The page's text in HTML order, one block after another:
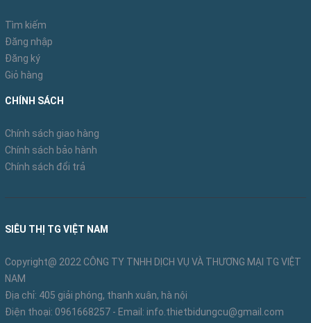
ngắn giúp người leo lên xuống an toàn và thoải mái.
Thang nhôm gấp 4 khúc NIKITA được tán 3 lần với
công nghê đột dập tiên tiến nhất rất chắc chắn, tải
trọng lớn, an toàn cao nhất
Tìm kiếm
Đăng nhập
Đăng ký
Giỏ hàng
CHÍNH SÁCH
Chính sách giao hàng
Chính sách bảo hành
Chính sách đổi trả
SIÊU THỊ TG VIỆT NAM
Copyright@ 2022 CÔNG TY TNHH DỊCH VỤ VÀ THƯƠNG MẠI TG VIỆT
NAM
Địa chỉ: 405 giải phóng, thanh xuân, hà nội
Điện thoại: 0961668257 - Email: info.thietbidungcu@gmail.com